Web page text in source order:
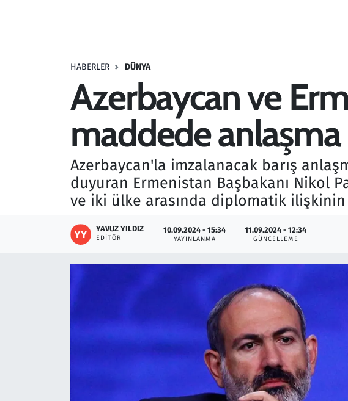
HABERLER DÜNYA
Azerbaycan ve
maddede anlaşma
Azerbaycan'la imzalanacak barış
duyuran Ermenistan Başbakanı Nikol
ve iki ülke arasında diplomatik ilişkinin
YAVUZ YILDIZ
EDITÖR
10.09.2024 - 15:34
YAYINLANMA
11.09.2024 - 12:34
GÜNCELLEME
Televizyon